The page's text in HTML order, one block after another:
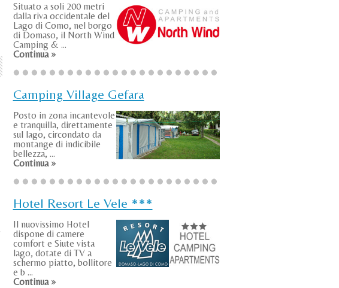
Situato a soli 200 metri
dalla riva occidentale del
Lago di Como, nel borgo
di Domaso, il North Wind
Camping & ...
Continua »
Camping Village Gefara
Posto in zona incantevole
e tranquilla, direttamente
sul lago, circondato da
montange di indicibile
bellezza, ...
Continua »
Hotel Resort Le Vele ***
Il nuovissimo Hotel
dispone di camere
comfort e Siute vista
lago, dotate di TV a
schermo piatto, bollitore
e b ...
Continua »